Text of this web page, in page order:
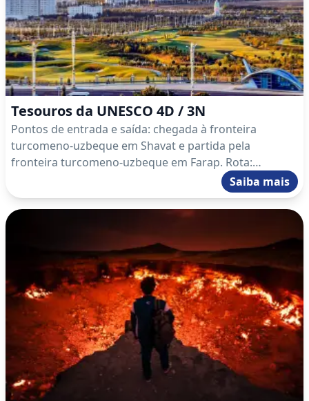
Tesouros da UNESCO 4D / 3N
Pontos de entrada e saída: chegada à fronteira
turcomeno-uzbeque em Shavat e partida pela
fronteira turcomeno-uzbeque em Farap. Rota:
fronteira turcomeno-uzbeque Shavat – Koneurgench –
Darvaza – Ashgabat – Nisa – Ashgabat – Mary –
fronteira turcomeno-uzbeque Farap.
Saiba mais